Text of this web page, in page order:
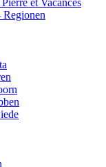
et Vacances
Regionen